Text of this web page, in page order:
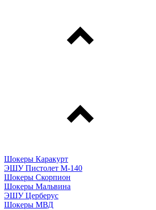
Шокеры Каракурт
ЭШУ Пистолет М-140
Шокеры Скорпион
Шокеры Мальвина
ЭШУ Церберус
Шокеры МВД